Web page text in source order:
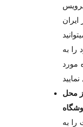
به
مورد
محل
را به